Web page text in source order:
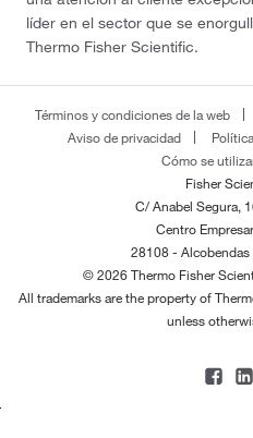
líder en el sector que se
Thermo Fisher Scientific.
Términos y condiciones de la web
Aviso de privacidad
Cómo se
Fisher
C/ Anabel Segura,
Centro
28108 - Alcobendas
© 2026 Thermo Fisher
All trademarks are the property of
unless